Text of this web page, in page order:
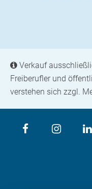
Verkauf
Freiberufler und
verstehen sich zzgl.